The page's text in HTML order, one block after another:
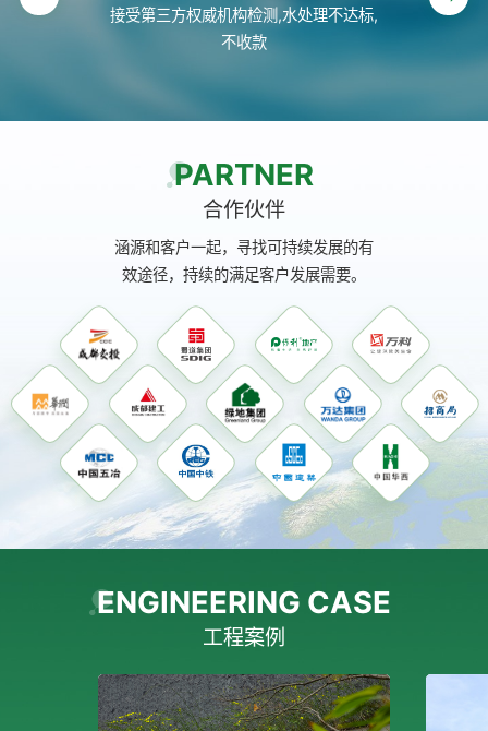
6小时内给出处理方案,24小时内到达设
备现场
PARTNER
合作伙伴
涵源和客户一起，寻找可持续发展的有
效途径，持续的满足客户发展需要。
ENGINEERING CASE
工程案例